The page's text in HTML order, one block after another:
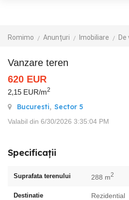
Romimo Anunțuri Imobiliare De
vanzare teren
620 EUR
2,15 EUR/m2
Bucuresti, Sector 5
Valabil din 6/30/2026 3:35:04 PM
Specificații
Suprafata terenului 288 m2
Destinatie Rezidential